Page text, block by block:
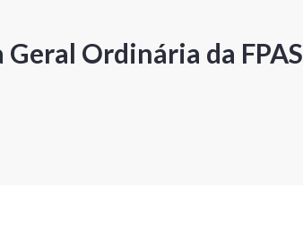
Ordinária da FPAS